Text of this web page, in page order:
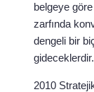
belgeye
zarfında
dengeli bir
gideceklerdir.
2010